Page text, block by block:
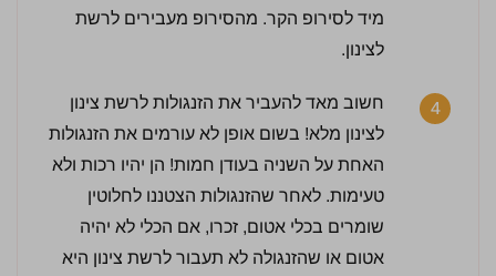
מיד לסירופ הקר. מהסירופ מעבירים לרשת
לצינון.
4
חשוב מאד להעביר את הזנגולות לרשת צינון
לצינון מלא! בשום אופן לא עורמים את הזנגולות
האחת על השניה בעודן חמות! הן יהיו רכות ולא
טעימות. לאחר שהזנגולות הצטננו לחלוטין
שומרים בכלי אטום, זכרו, אם הכלי לא יהיה
אטום או שהזנגולה לא תעבור לרשת צינון היא